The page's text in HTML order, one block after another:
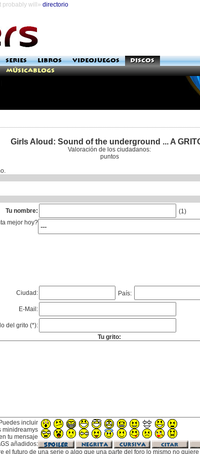
probably will» directorio
SERIES LIBROS VIDEOJUEGOS
DISCOS
Músicablogs
Girls Aloud: Sound of the underground ... A
Valoración de los ciudadanos:
puntos
Tu nombre:
(1)
mejor hoy?
Ciudad: País:
E-Mail:
del grito (*):
Tu grito:
Puedes incluir
minidreamys
tu mensaje
añadidos:
futuro de una serie o algo que una parte del foro lo mismo no